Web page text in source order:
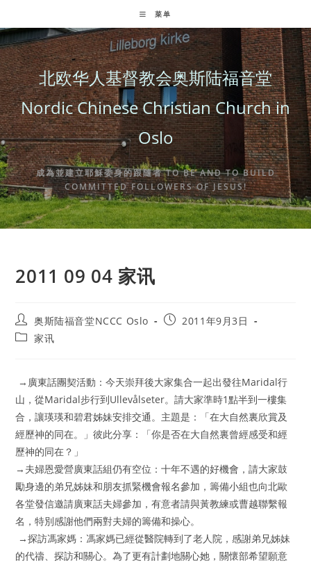
to
content
菜单
北欧华人基督教会奥斯陆福音堂
Nordic Chinese Christian Church in
Oslo
成為並建立耶穌委身的跟隨者 TO BE AND TO BUILD
COMMITTED FOLLOWERS OF JESUS!
2011 09 04 家讯
Post
author:
奥斯陆福音堂NCCC Oslo
Post2011年9月3日
Post家讯
→廣東話團契活動：今天崇拜後大家集合一起出發往Maridal行
山，從Maridal步行到Ullevålseter。請大家準時1點半到一樓集
合，讓瑛瑛和碧君姊妹安排交通。主題是：「在大自然裏欣賞及
經歷神的同在。」彼此分享：「你是否在大自然裏曾經感受和經
歷神的同在？」
→夫婦恩愛營廣東話組仍有空位：十年不遇的好機會，請大家鼓
勵身邊的弟兄姊妹和朋友抓緊機會報名參加，籌備小組也向北歐
各堂發信邀請廣東話夫婦參加，有意者請與黃教練或曹越聯繫報
名，特別感謝他們兩對夫婦的籌備和操心。
→探訪馮家媽：馮家媽已經從醫院轉到了老人院，感謝弟兄姊妹
的代禱、探訪和關心。為了更有計劃地關心她，關懷部希望願意